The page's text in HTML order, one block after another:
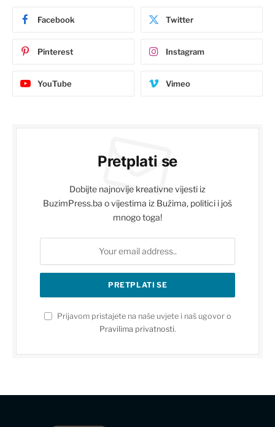
Facebook Twitter
Pinterest Instagram
YouTube Vimeo
Pretplati se
Dobijte najnovije kreativne vijesti iz
BuzimPress.ba o vijestima iz Bužima, politici i još
mnogo toga!
Prijavom pristajete na naše uvjete i naš ugovor o
Pravilima privatnosti.